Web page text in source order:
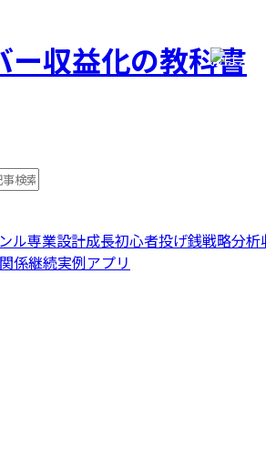
おはよ
ル専業設計成長初心者投げ銭戦略分析
係継続実例アプリ